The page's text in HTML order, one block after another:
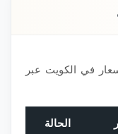
في الكويت عبر
الحالة